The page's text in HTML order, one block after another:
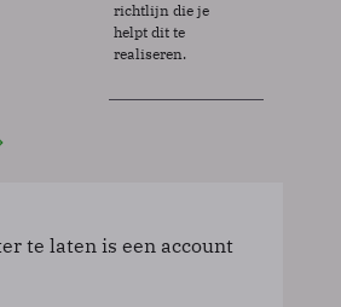
richtlijn die je
helpt dit te
realiseren.
te laten is een account